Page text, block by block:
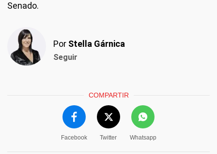
Senado.
Por Stella Gárnica
Seguir
COMPARTIR
Facebook Twitter Whatsapp